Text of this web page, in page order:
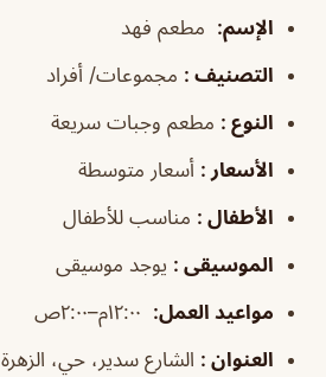
الإسم: مطعم فهد
التصنيف : مجموعات/ أفراد
النوع : مطعم وجبات سريعة
الأسعار : أسعار متوسطة
الأطفال : مناسب للأطفال
الموسيقى : يوجد موسيقى
مواعيد العمل:
العنوان :